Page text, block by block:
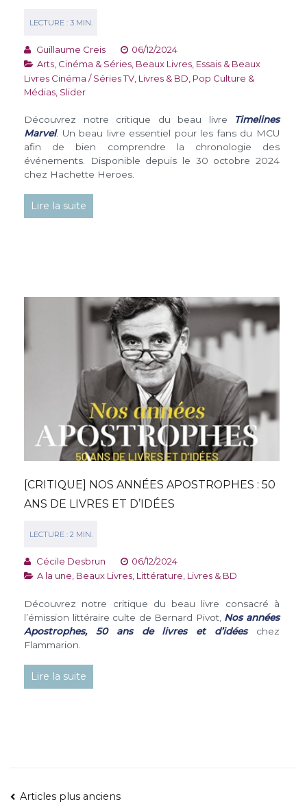
Guillaume Creis
06/12/2024
Arts, Cinéma & Séries Beaux Livres Essais & Beaux
Livres Cinéma / Séries TV Livres & BD Pop Culture &
Médias Slider
Découvrez notre critique du beau livre
Timelines
Marvel. Un beau livre essentiel pour les fans du MCU
afin de bien comprendre la chronologie des
événements. Disponible depuis le 30 octobre 2024
chez Hachette Heroes.
Lire la suite
[CRITIQUE] NOS ANNÉES APOSTROPHES : 50
ANS DE LIVRES ET D’IDÉES
Cécile Desbrun
06/12/2024
A la une Beaux Livres Littérature Livres & BD
Découvrez notre critique du beau livre consacré à
l’émission littéraire culte de Bernard Pivot, Nos années
Apostrophes, 50 ans de livres et d’idéeschez
Flammarion.
Lire la suite
NAVIGATION
Articles plus anciens